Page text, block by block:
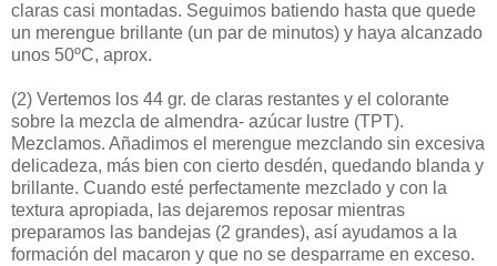
claras casi montadas. Seguimos batiendo hasta que quede
un merengue brillante (un par de minutos) y haya alcanzado
unos 50ºC, aprox.
(2) Vertemos los 44 gr. de claras restantes y el colorante
sobre la mezcla de almendra- azúcar lustre (TPT).
Mezclamos. Añadimos el merengue mezclando sin excesiva
delicadeza, más bien con cierto desdén, quedando blanda y
brillante. Cuando esté perfectamente mezclado y con la
textura apropiada, las dejaremos reposar mientras
preparamos las bandejas (2 grandes), así ayudamos a la
formación del macaron y que no se desparrame en exceso.